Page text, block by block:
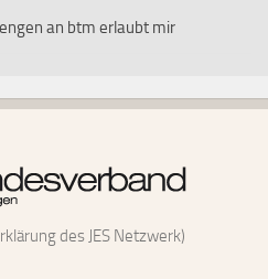
an btm erlaubt mir
des JES Netzwerk)